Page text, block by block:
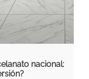
nacional: